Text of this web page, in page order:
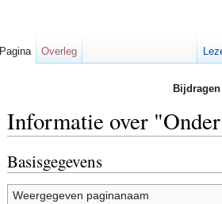
Informatie over
Basisgegevens
Weergegeven paginanaam
Pagina Overleg